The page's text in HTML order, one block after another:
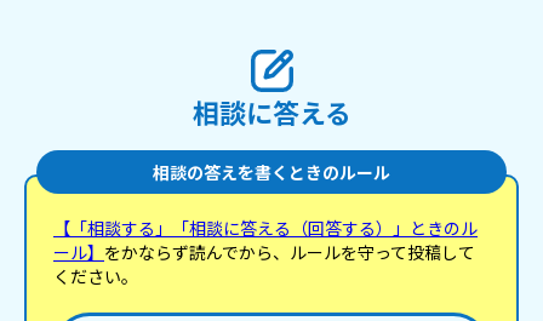
相談に答える
相談の答えを書くときのルール
【「相談する」「相談に答える（回答する）」ときのル
ール】 をかならず読んでから、ルールを守って投稿して
ください。